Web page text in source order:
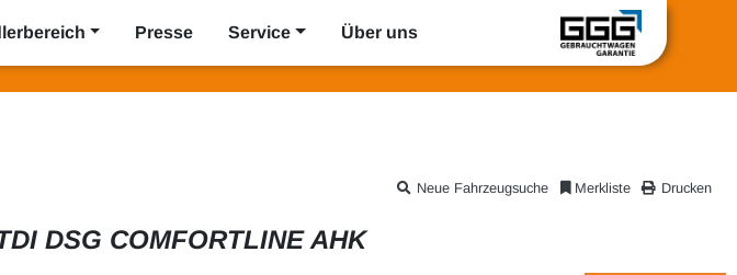
Presse Service Über uns
Drucken
Merkliste
Neue Fahrzeugsuche
DSG COMFORTLINE AHK